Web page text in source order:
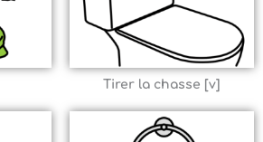
Tirer la chasse [v]